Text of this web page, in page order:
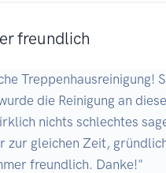
freundlich
Treppenhausreinigung!
die Reinigung an
nichts schlechtes
zur gleichen Zeit,
freundlich. Danke!"